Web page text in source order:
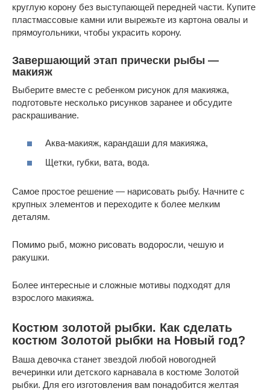
круглую корону без выступающей передней части. Купите
пластмассовые камни или вырежьте из картона овалы и
прямоугольники, чтобы украсить корону.
Завершающий этап прически рыбы —
макияж
Выберите вместе с ребенком рисунок для макияжа,
подготовьте несколько рисунков заранее и обсудите
раскрашивание.
Аква-макияж, карандаши для макияжа,
Щетки, губки, вата, вода.
Самое простое решение — нарисовать рыбу. Начните с
крупных элементов и переходите к более мелким
деталям.
Помимо рыб, можно рисовать водоросли, чешую и
ракушки.
Более интересные и сложные мотивы подходят для
взрослого макияжа.
Костюм золотой рыбки. Как сделать
костюм Золотой рыбки на Новый год?
Ваша девочка станет звездой любой новогодней
вечеринки или детского карнавала в костюме Золотой
рыбки. Для его изготовления вам понадобится желтая